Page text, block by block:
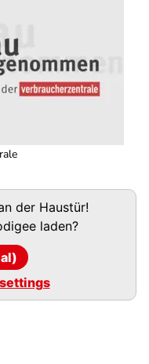
der Haustür!
laden?